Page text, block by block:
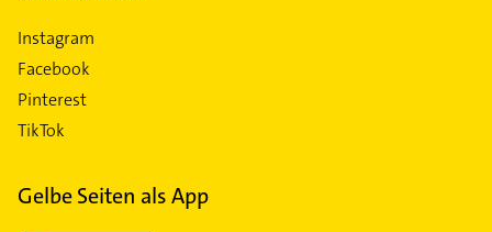
Instagram
Facebook
Pinterest
TikTok
Gelbe Seiten als App